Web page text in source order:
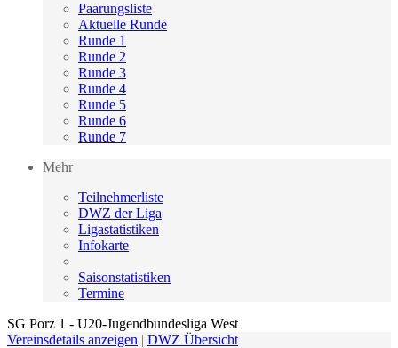
Paarungsliste
Aktuelle Runde
Runde 1
Runde 2
Runde 3
Runde 4
Runde 5
Runde 6
Runde 7
Mehr
Teilnehmerliste
DWZ der Liga
Ligastatistiken
Infokarte
Saisonstatistiken
Termine
SG Porz 1 - U20-Jugendbundesliga West
Vereinsdetails anzeigen | DWZ Übersicht